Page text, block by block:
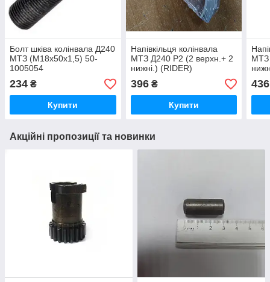
Болт шківа колінвала Д240
МТЗ (М18х50х1,5) 50-
1005054
234 ₴
Купити
Напівкільця колінвала
МТЗ Д240 Р2 (2 верхн.+ 2
нижні.) (RIDER)
396₴
Купити
МТЗ
436
Акційні пропозиції та новинки